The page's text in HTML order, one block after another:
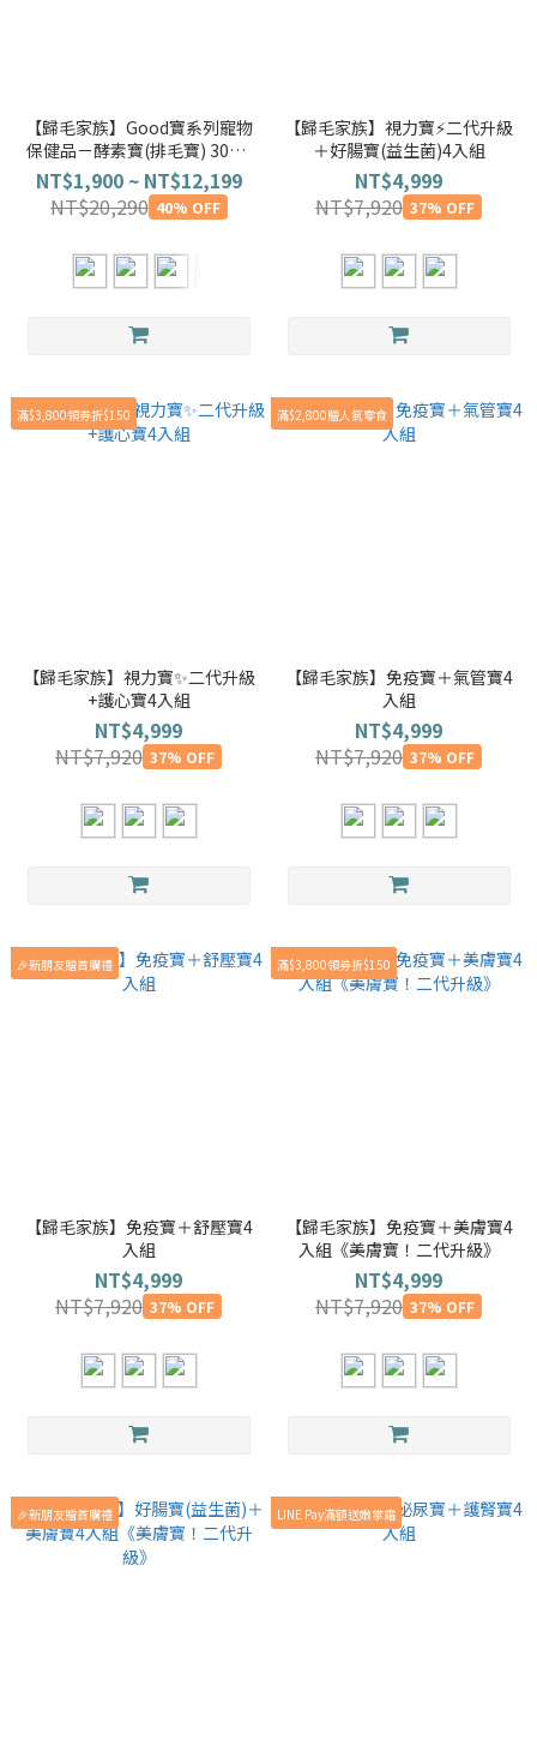
【歸毛家族】Good寶系列寵物
保健品－酵素寶(排毛寶) 30包/
盒
NT$1,900 ~ NT$12,199
NT$20,290 40% OFF
【歸毛家族】視力寶⚡️二代升級
＋好腸寶(益生菌)4入組
NT$4,999
NT$7,920 37% OFF
滿$3,800領券折$150
【歸毛家族】視力寶✨二代升級
+護心寶4入組
NT$4,999
NT$7,920 37% OFF
滿$2,800贈人氣零食
【歸毛家族】免疫寶＋氣管寶4
入組
NT$4,999
NT$7,920 37% OFF
🎉新朋友贈首購禮
【歸毛家族】免疫寶＋舒壓寶4
入組
NT$4,999
NT$7,920 37% OFF
滿$3,800領券折$150
【歸毛家族】免疫寶＋美膚寶4
入組《美膚寶！二代升級》
NT$4,999
NT$7,920 37% OFF
🎉新朋友贈首購禮 LINE Pay滿額送嫩掌霜